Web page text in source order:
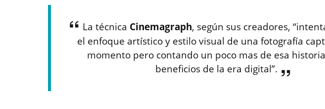
La técnica Cinemagraph, según sus creadores,
el enfoque artístico y estilo visual de una fotografía
momento pero contando un poco mas de esa
beneficios de la era digital”.